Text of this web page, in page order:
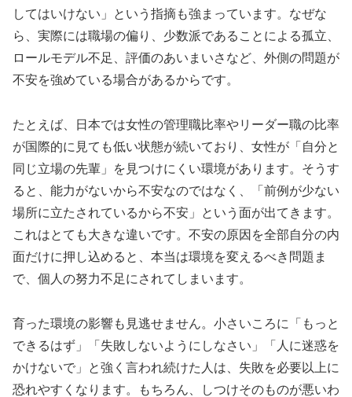
してはいけない」という指摘も強まっています。なぜな
ら、実際には職場の偏り、少数派であることによる孤立、
ロールモデル不足、評価のあいまいさなど、外側の問題が
不安を強めている場合があるからです。
たとえば、日本では女性の管理職比率やリーダー職の比率
が国際的に見ても低い状態が続いており、女性が「自分と
同じ立場の先輩」を見つけにくい環境があります。そうす
ると、能力がないから不安なのではなく、「前例が少ない
場所に立たされているから不安」という面が出てきます。
これはとても大きな違いです。不安の原因を全部自分の内
面だけに押し込めると、本当は環境を変えるべき問題ま
で、個人の努力不足にされてしまいます。
育った環境の影響も見逃せません。小さいころに「もっと
できるはず」「失敗しないようにしなさい」「人に迷惑を
かけないで」と強く言われ続けた人は、失敗を必要以上に
恐れやすくなります。もちろん、しつけそのものが悪いわ